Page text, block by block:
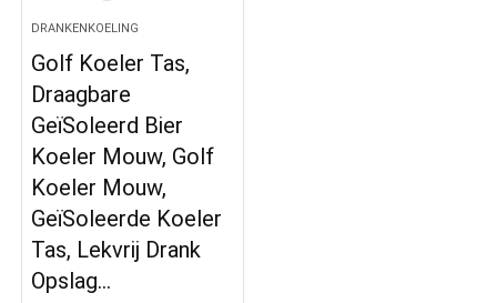
DRANKENKOELING
Golf Koeler Tas,
Draagbare
GeïSoleerd Bier
Koeler Mouw, Golf
Koeler Mouw,
GeïSoleerde Koeler
Tas, Lekvrij Drank
Opslag…